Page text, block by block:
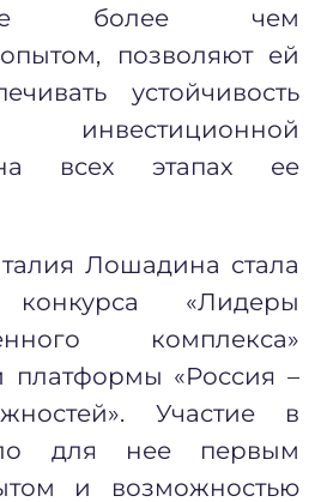
более чем
позволяют ей
устойчивость
инвестиционной
всех этапах ее
Лошадина стала
конкурса «Лидеры
комплекса»
платформы «Россия –
Участие в
для нее первым
и возможностью